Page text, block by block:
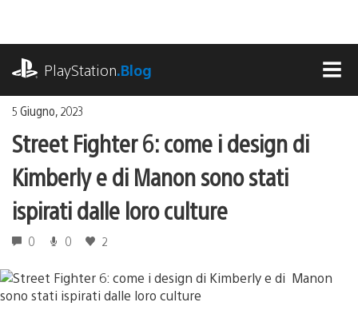
contenuto
PlayStation.Blog
5 Giugno, 2023
Street Fighter 6: come i design di
Kimberly e di Manon sono stati
ispirati dalle loro culture
0 0 2